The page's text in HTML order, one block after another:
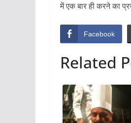
में एक बार ही करने का
Facebook
Related